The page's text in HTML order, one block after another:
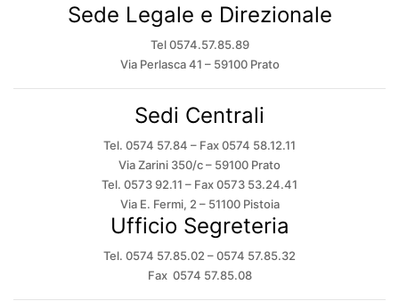
Sede Legale e Direzionale
Tel 0574.57.85.89
Via Perlasca 41 – 59100 Prato
Sedi Centrali
Tel. 0574 57.84 – Fax 0574 58.12.11
Via Zarini 350/c – 59100 Prato
Tel. 0573 92.11 – Fax 0573 53.24.41
Via E. Fermi, 2 – 51100 Pistoia
Ufficio Segreteria
Tel. 0574 57.85.02 – 0574 57.85.32
Fax 0574 57.85.08